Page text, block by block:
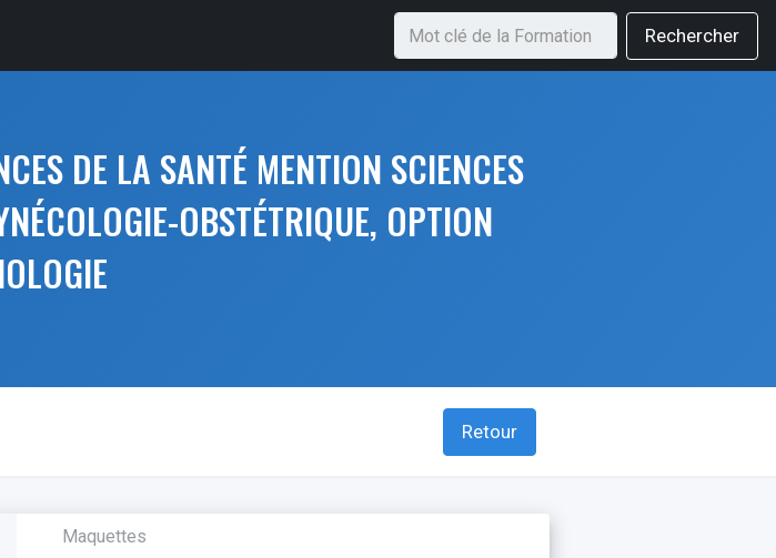
Rechercher
DE LA SANTÉ MENTION SCIENCES
OBSTÉTRIQUE, OPTION
Retour
Maquettes